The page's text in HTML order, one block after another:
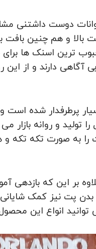
دوست داشتنی
و هم چنین بافت
ترین اسنک ها
آگاهی دارند و از این
پرطرفدار شده است
تولید و روانه بازار
به صورت تکه تکه و
بر این که بازدهی
بدن پت نیز کمک
انواع این